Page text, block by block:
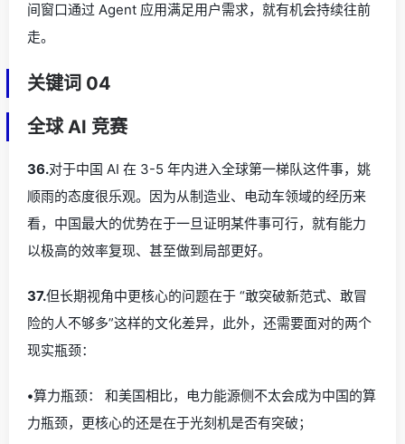
间窗口通过 Agent 应用满足用户需求，就有机会持续往前
走。
关键词 04
全球 AI 竞赛
36.对于中国 AI 在 3-5 年内进入全球第一梯队这件事，姚
顺雨的态度很乐观。因为从制造业、电动车领域的经历来
看，中国最大的优势在于一旦证明某件事可行，就有能力
以极高的效率复现、甚至做到局部更好。
37.但长期视角中更核心的问题在于 “敢突破新范式、敢冒
险的人不够多”这样的文化差异，此外，还需要面对的两个
现实瓶颈：
•算力瓶颈： 和美国相比，电力能源侧不太会成为中国的算
力瓶颈，更核心的还是在于光刻机是否有突破；